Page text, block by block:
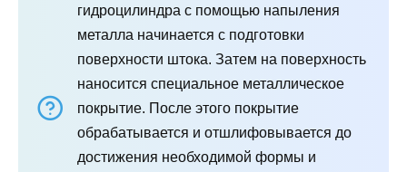
гидроцилиндра с помощью напыления
металла начинается с подготовки
поверхности штока. Затем на поверхность
наносится специальное металлическое
покрытие. После этого покрытие
обрабатывается и отшлифовывается до
достижения необходимой формы и